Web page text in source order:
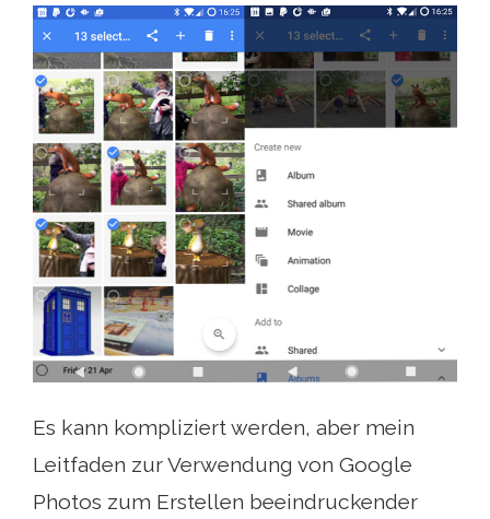
Es kann kompliziert werden, aber mein
Leitfaden zur Verwendung von Google
Photos zum Erstellen beeindruckender